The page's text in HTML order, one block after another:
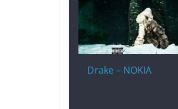
Drake – NOKIA